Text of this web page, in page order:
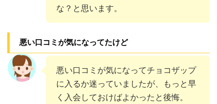
な？と思います。
悪い口コミが気になってたけど
悪い口コミが気になってチョコザップ
に入るか迷っていましたが、もっと早
く入会しておけばよかったと後悔。